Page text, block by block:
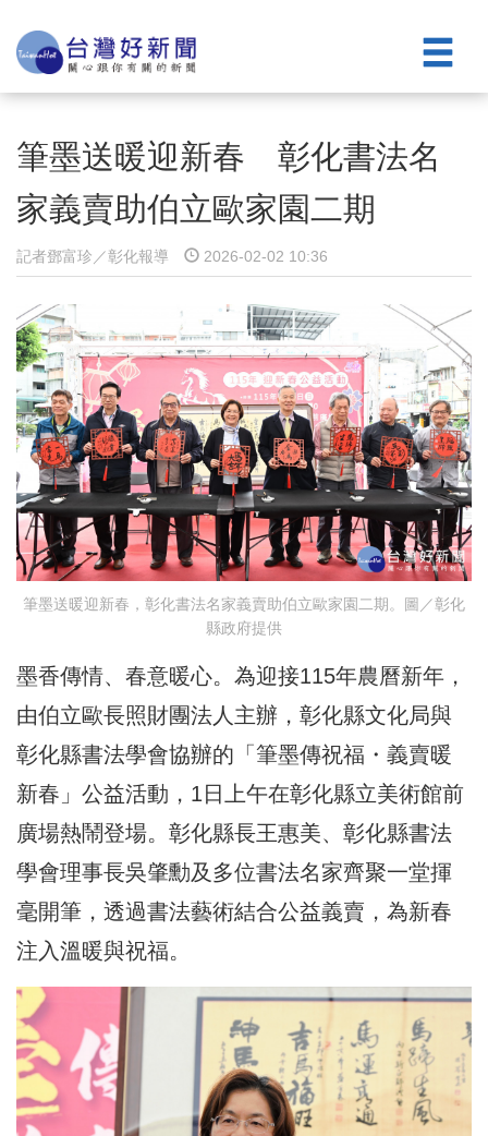
筆墨送暖迎新春 彰化書法名
家義賣助伯立歐家園二期
記者鄧富珍／彰化報導 2026-02-02 10:36
筆墨送暖迎新春，彰化書法名家義賣助伯立歐家園二期。圖／彰化
縣政府提供
墨香傳情、春意暖心。為迎接115年農曆新年，
由伯立歐長照財團法人主辦，彰化縣文化局與
彰化縣書法學會協辦的「筆墨傳祝福・義賣暖
新春」公益活動，1日上午在彰化縣立美術館前
廣場熱鬧登場。彰化縣長王惠美、彰化縣書法
學會理事長吳肇勳及多位書法名家齊聚一堂揮
毫開筆，透過書法藝術結合公益義賣，為新春
注入溫暖與祝福。